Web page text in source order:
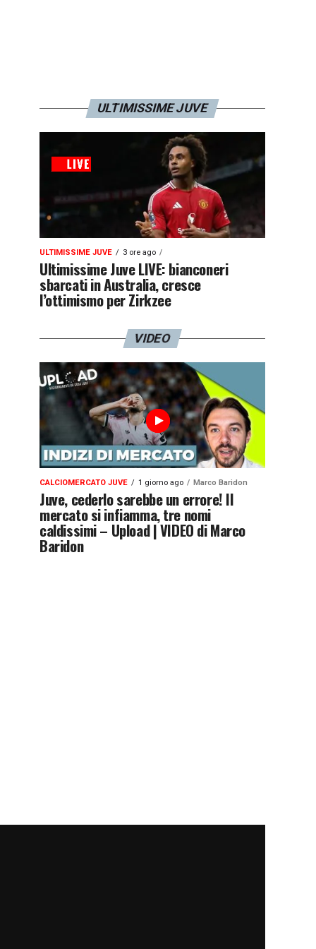
ULTIMISSIME JUVE
ULTIMISSIME JUVE 3 ore ago
Ultimissime Juve LIVE: bianconeri
sbarcati in Australia, cresce
l’ottimismo per Zirkzee
VIDEO
CALCIOMERCATO JUVE 1 giorno ago Marco Baridon
Juve, cederlo sarebbe un errore! Il
mercato si infiamma, tre nomi
caldissimi – Upload | VIDEO di Marco
Baridon